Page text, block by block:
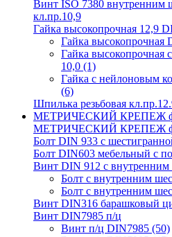
Винт ISO 7380 внутренним
кл.пр.10,9
Гайка высокопрочная 12,9
Гайка высокопрочная
Гайка высокопрочная
10,0 (1)
Гайка с нейлоновым
(6)
Шпилька резьбовая
МЕТРИЧЕСКИЙ КРЕПЕЖ
МЕТРИЧЕСКИЙ КРЕПЕЖ
Болт DIN 933 с
Болт DIN603 мебельный с
Винт DIN 912 с внутренним
Болт с внутренним
Болт с внутренним
Винт DIN316 барашковый
Винт DIN7985 п/ц
Винт п/ц DIN7985 (50)